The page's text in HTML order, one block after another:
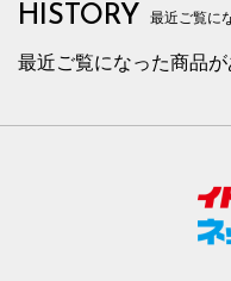
HISTORY 最近ご覧に
最近ご覧になった商品が